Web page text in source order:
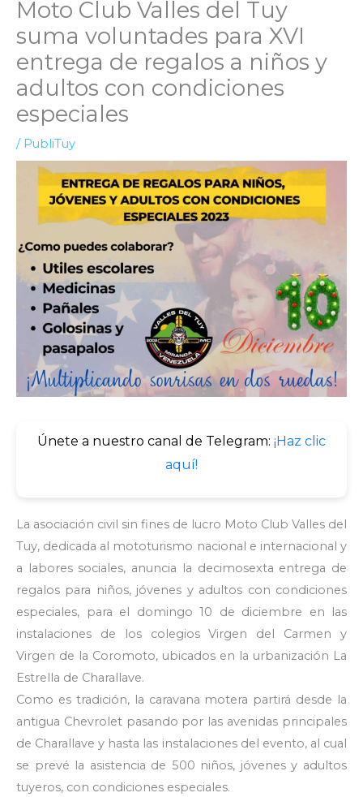
Moto Club Valles del Tuy
suma voluntades para XVI
entrega de regalos a niños y
adultos con condiciones
especiales
/ PubliTuy
Únete a nuestro canal de Telegram: ¡Haz clic
aquí!
La asociación civil sin fines de lucro Moto Club Valles del
Tuy, dedicada al mototurismo nacional e internacional y
a labores sociales, anuncia la decimosexta entrega de
regalos para niños, jóvenes y adultos con condiciones
especiales, para el domingo 10 de diciembre en las
instalaciones de los colegios Virgen del Carmen y
Virgen de la Coromoto, ubicados en la urbanización La
Estrella de Charallave.
Como es tradición, la caravana motera partirá desde la
antigua Chevrolet pasando por las avenidas principales
de Charallave y hasta las instalaciones del evento, al cual
se prevé la asistencia de 500 niños, jóvenes y adultos
tuyeros, con condiciones especiales.